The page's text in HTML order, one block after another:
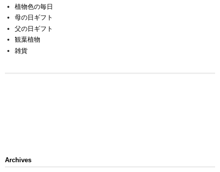
植物色の毎日
母の日ギフト
父の日ギフト
観葉植物
雑貨
Archives